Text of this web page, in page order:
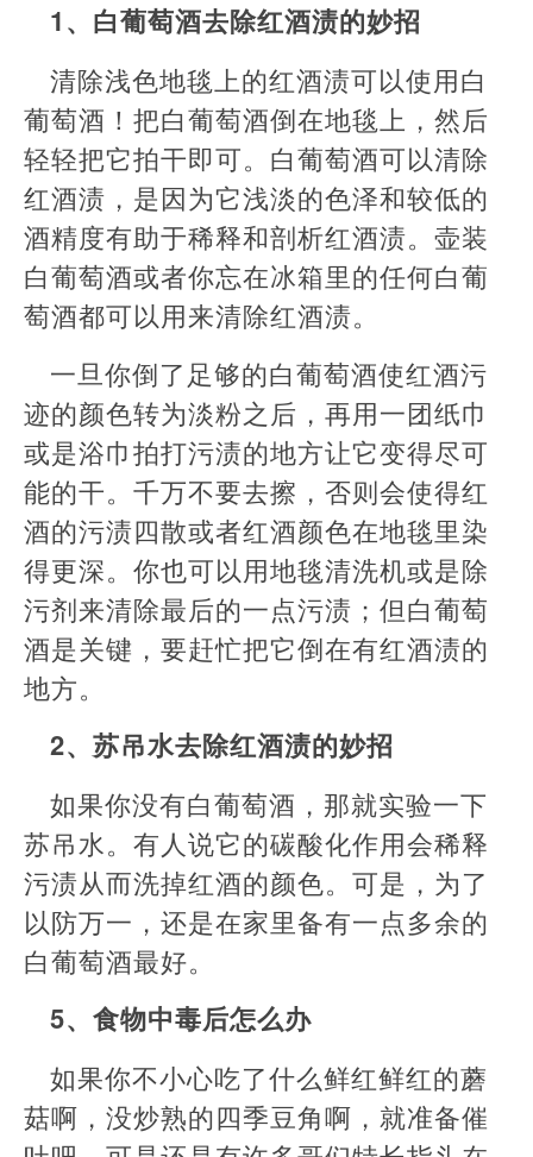
1、白葡萄酒去除红酒渍的妙招
清除浅色地毯上的红酒渍可以使用白
葡萄酒！把白葡萄酒倒在地毯上，然后
轻轻把它拍干即可。白葡萄酒可以清除
红酒渍，是因为它浅淡的色泽和较低的
酒精度有助于稀释和剖析红酒渍。壶装
白葡萄酒或者你忘在冰箱里的任何白葡
萄酒都可以用来清除红酒渍。
一旦你倒了足够的白葡萄酒使红酒污
迹的颜色转为淡粉之后，再用一团纸巾
或是浴巾拍打污渍的地方让它变得尽可
能的干。千万不要去擦，否则会使得红
酒的污渍四散或者红酒颜色在地毯里染
得更深。你也可以用地毯清洗机或是除
污剂来清除最后的一点污渍；但白葡萄
酒是关键，要赶忙把它倒在有红酒渍的
地方。
2、苏吊水去除红酒渍的妙招
如果你没有白葡萄酒，那就实验一下
苏吊水。有人说它的碳酸化作用会稀释
污渍从而洗掉红酒的颜色。可是，为了
以防万一，还是在家里备有一点多余的
白葡萄酒最好。
5、食物中毒后怎么办
如果你不小心吃了什么鲜红鲜红的蘑
菇啊，没炒熟的四季豆角啊，就准备催